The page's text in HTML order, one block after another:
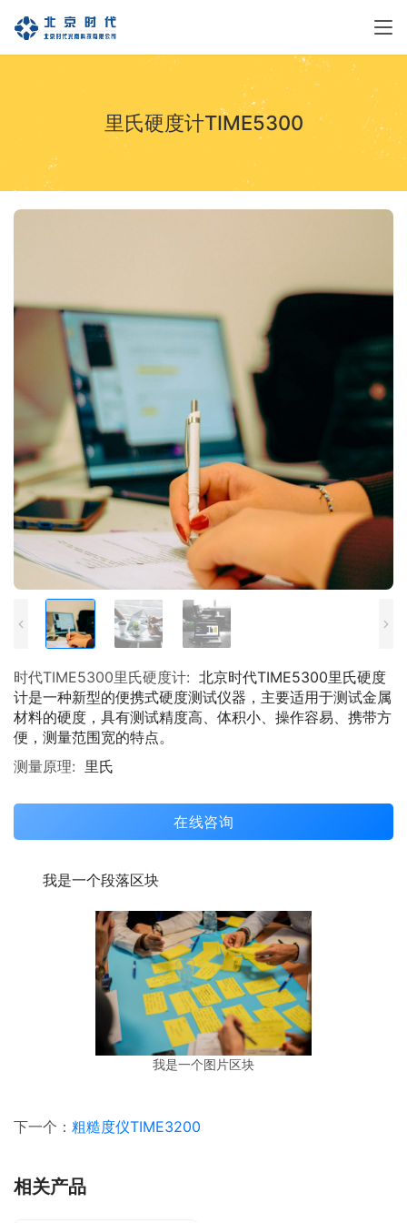
里氏硬度计TIME5300
时代TIME5300里氏硬度计: 北京时代TIME5300里氏硬度
计是一种新型的便携式硬度测试仪器，主要适用于测试金属
材料的硬度，具有测试精度高、体积小、操作容易、携带方
便，测量范围宽的特点。
测量原理: 里氏
在线咨询
我是一个段落区块
我是一个图片区块
下一个： 粗糙度仪TIME3200
相关产品